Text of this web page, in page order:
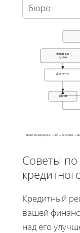
бюро
Неверные
долги
Документы
Бюро
Шаги: обнаружение → тип → действие →
Советы
Кредитный
вашей
над его